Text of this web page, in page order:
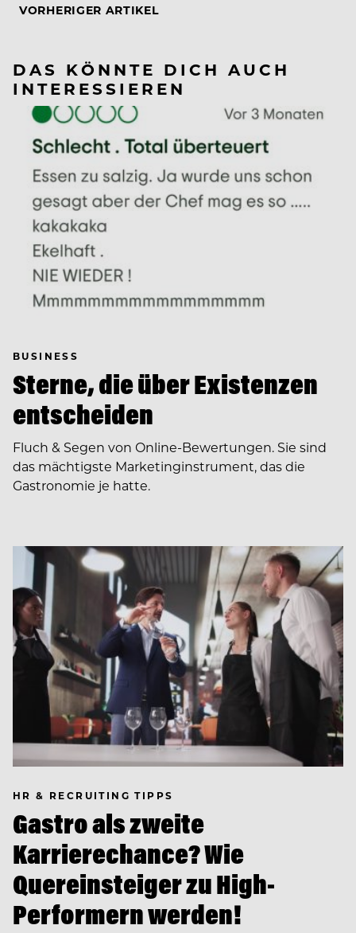
VORHERIGER ARTIKEL
DAS KÖNNTE DICH AUCH
INTERESSIEREN
BUSINESS
Sterne, die über Existenzen
entscheiden
Fluch & Segen von Online-Bewertungen. Sie sind
das mächtigste Marketinginstrument, das die
Gastronomie je hatte.
HR & RECRUITING TIPPS
Gastro als zweite
Karrierechance? Wie
Quereinsteiger zu High-
Performern werden!